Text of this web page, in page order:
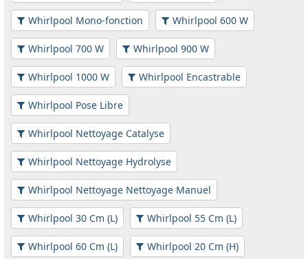
Whirlpool Mono-fonction Whirlpool 600 W
Whirlpool 700 W Whirlpool 900 W
Whirlpool 1000 W Whirlpool Encastrable
Whirlpool Pose Libre
Whirlpool Nettoyage Catalyse
Whirlpool Nettoyage Hydrolyse
Whirlpool Nettoyage Nettoyage Manuel
Whirlpool 30 Cm (L) Whirlpool 55 Cm (L)
Whirlpool 60 Cm (L) Whirlpool 20 Cm (H)